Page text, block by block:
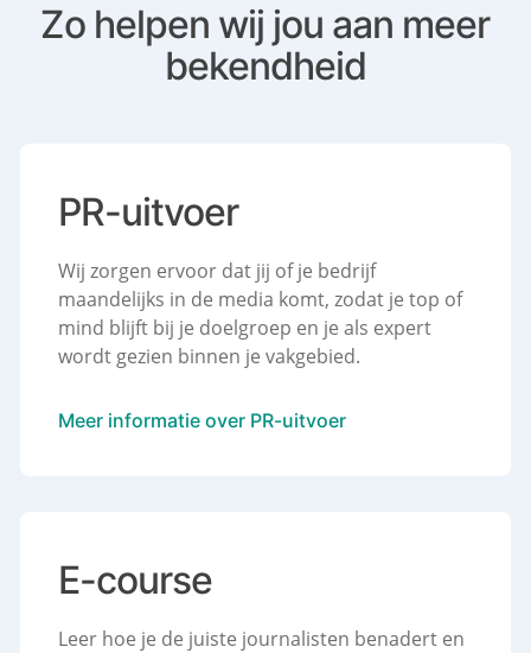
Zo helpen wij jou aan meer
bekendheid
PR-uitvoer
Wij zorgen ervoor dat jij of je bedrijf
maandelijks in de media komt, zodat je top of
mind blijft bij je doelgroep en je als expert
wordt gezien binnen je vakgebied.
Meer informatie over PR-uitvoer
E-course
Leer hoe je de juiste journalisten benadert en